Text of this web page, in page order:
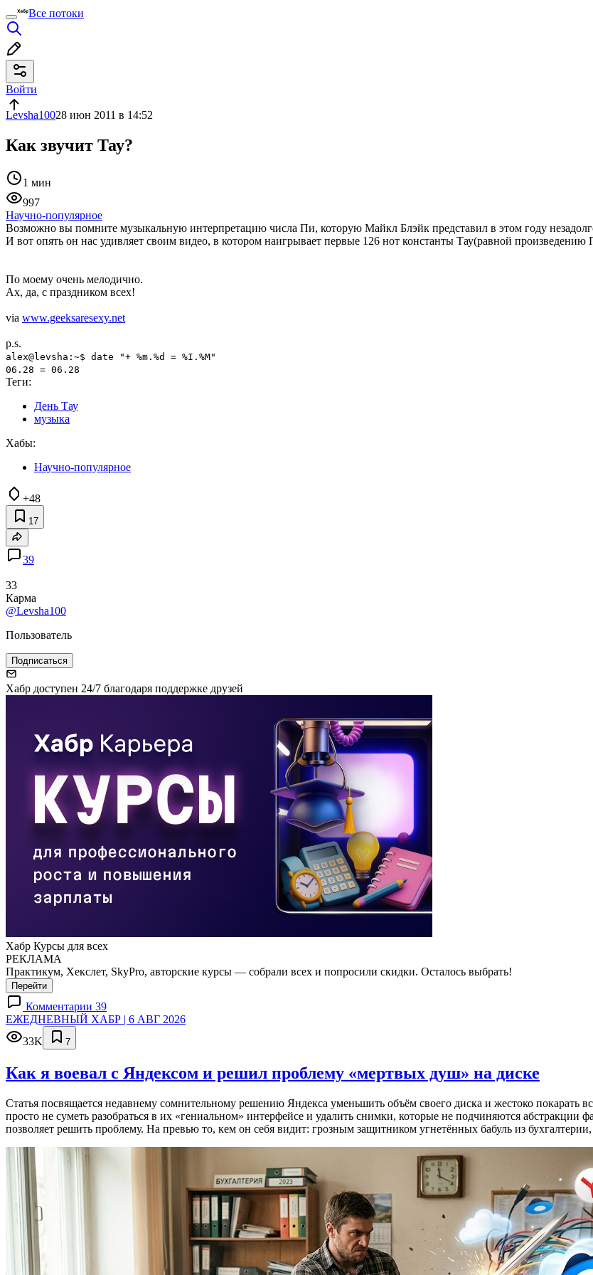
Все потоки
Войти
Levsha10028 июн 2011 в 14:52
Как звучит Тау?
1 мин
997
Научно-популярное
Возможно вы помните музыкальную интерпретацию числа Пи, которую Майкл Блэйк представил в этом году
И вот опять он нас удивляет своим видео, в котором наигрывает первые 126 нот константы Тау(равной
По моему очень мелодично.
Ах, да, с праздником всех!
via www.geeksaresexy.net
p.s.
alex@levsha:~$ date "+ %m.%d = %I.%M"
06.28 = 06.28
Теги:
День Тау
музыка
Хабы:
Научно-популярное
+48
17
39
33
Карма
@Levsha100
Пользователь
Подписаться
Хабр доступен 24/7 благодаря поддержке друзей
Хабр Курсы для всех
РЕКЛАМА
Практикум, Хекслет, SkyPro, авторские курсы — собрали всех и попросили скидки. Осталось выбрать!
Перейти
Комментарии 39
ЕЖЕДНЕВНЫЙ ХАБР | 6 АВГ 2026
33K
7
Как я воевал с Яндексом и решил проблему «мертвых душ» на диске
Статья посвящается недавнему сомнительному решению Яндекса уменьшить объём своего диска и жестоко покарать
просто не суметь разобраться в их «гениальном» интерфейсе и удалить снимки, которые не подчиняются
позволяет решить проблему. На превью то, кем он себя видит: грозным защитником угнетённых бабуль из